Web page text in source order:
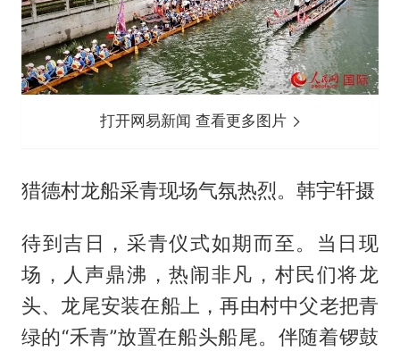
打开网易新闻 查看更多图片
猎德村龙船采青现场气氛热烈。韩宇轩摄
待到吉日，采青仪式如期而至。当日现
场，人声鼎沸，热闹非凡，村民们将龙
头、龙尾安装在船上，再由村中父老把青
绿的“禾青”放置在船头船尾。伴随着锣鼓